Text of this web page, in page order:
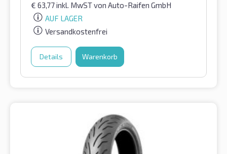
€ 63,77inkl. MwSTvon Auto-Raifen GmbH
AUF LAGER
Versandkostenfrei
Details Warenkorb